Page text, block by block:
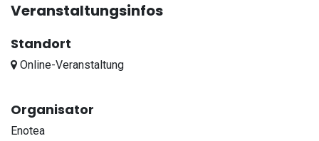
Veranstaltungsinfos
Standort
Online-Veranstaltung
Organisator
Enotea